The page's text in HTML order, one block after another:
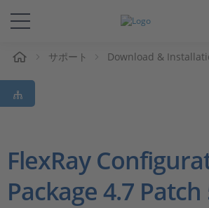
ソリューションと製品
サポート
Magazine
サポート Download &
FlexRay
Package 4.7 Patch